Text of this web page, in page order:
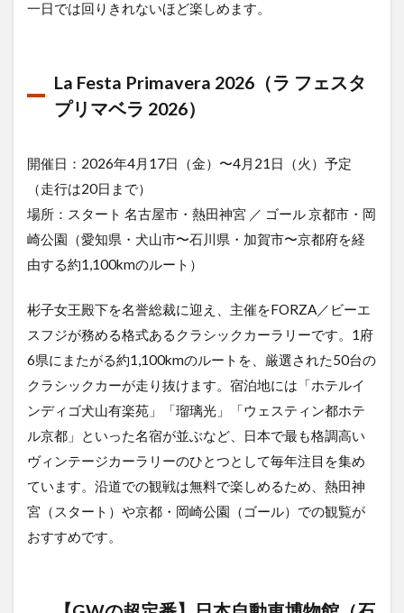
車・
関連
イベ
ント
スー
パー
カー
イベ
ント
尾市
金沢
輸入
車シ
ョウ
2026
年石
川県
のク
ラシ
ック
カー
イベ
一日では回りきれないほど楽しめます。
La Festa Primavera 2026（ラ フェスタ
プリマベラ 2026）
開催日：2026年4月17日（金）〜4月21日（火）予定
（走行は20日まで）
場所：スタート 名古屋市・熱田神宮 ／ ゴール 京都市・岡
崎公園（愛知県・犬山市〜石川県・加賀市〜京都府を経
由する約1,100kmのルート）
彬子女王殿下を名誉総裁に迎え、主催をFORZA／ビーエ
スフジが務める格式あるクラシックカーラリーです。1府
6県にまたがる約1,100kmのルートを、厳選された50台の
クラシックカーが走り抜けます。宿泊地には「ホテルイ
ンディゴ犬山有楽苑」「瑠璃光」「ウェスティン都ホテ
ル京都」といった名宿が並ぶなど、日本で最も格調高い
ヴィンテージカーラリーのひとつとして毎年注目を集め
ています。沿道での観戦は無料で楽しめるため、熱田神
宮（スタート）や京都・岡崎公園（ゴール）での観覧が
おすすめです。